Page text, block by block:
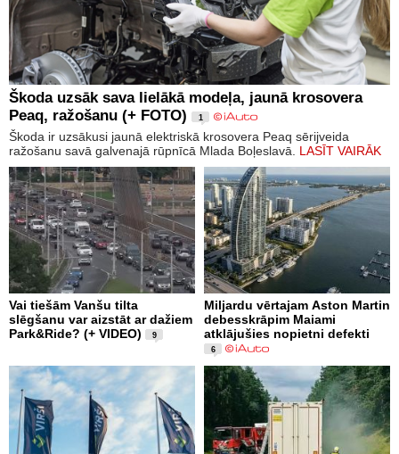
Škoda uzsāk sava lielākā modeļa, jaunā krosovera
Peaq, ražošanu (+ FOTO)
1
Škoda ir uzsākusi jaunā elektriskā krosovera Peaq sērijveida
ražošanu savā galvenajā rūpnīcā Mlada Boļeslavā. LASĪT VAIRĀK
Vai tiešām Vanšu tilta
slēgšanu var aizstāt ar dažiem
Park&Ride? (+ VIDEO)
9
Miljardu vērtajam Aston Martin
debesskrāpim Maiami
atklājušies nopietni defekti
6